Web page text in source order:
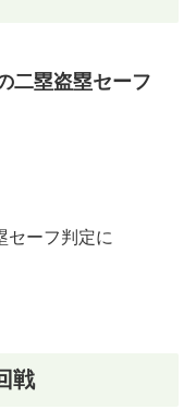
二塁盗塁セーフ
セーフ判定に
戦